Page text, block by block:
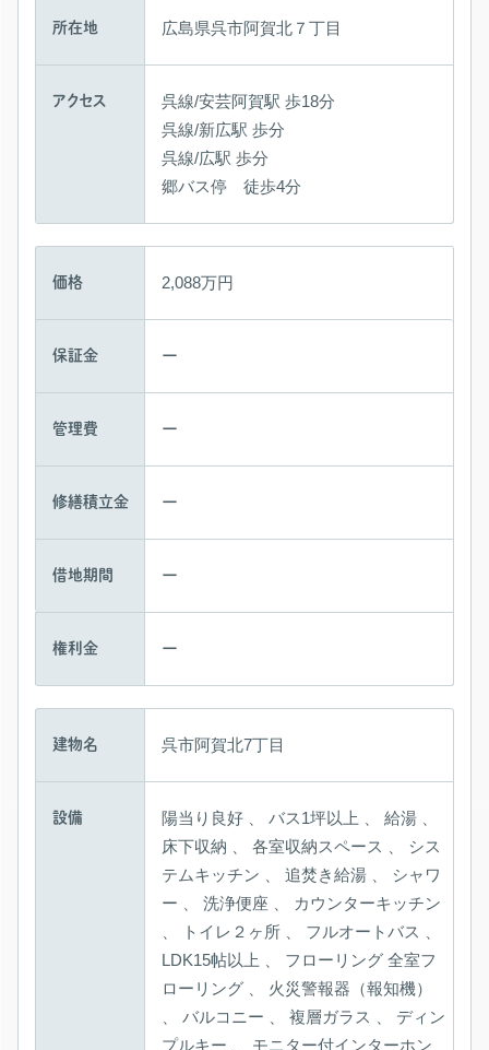
所在地 広島県呉市阿賀北７丁目
アクセス
呉線/安芸阿賀駅 歩18分
呉線/新広駅 歩分
呉線/広駅 歩分
郷バス停 徒歩4分
価格 2,088万円
保証金 ー
管理費 ー
修繕積立金 ー
借地期間 ー
権利金 ー
建物名 呉市阿賀北7丁目
設備
陽当り良好 、
床下収納 、
LDK15帖以上 、